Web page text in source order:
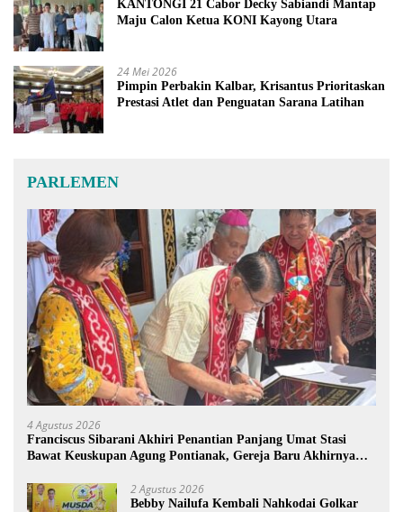
KANTONGI 21 Cabor Decky Sabiandi Mantap
Maju Calon Ketua KONI Kayong Utara
24 Mei 2026
Pimpin Perbakin Kalbar, Krisantus Prioritaskan
Prestasi Atlet dan Penguatan Sarana Latihan
PARLEMEN
4 Agustus 2026
Franciscus Sibarani Akhiri Penantian Panjang Umat Stasi
Bawat Keuskupan Agung Pontianak, Gereja Baru Akhirnya
2 Agustus 2026
Bebby Nailufa Kembali Nahkodai Golkar